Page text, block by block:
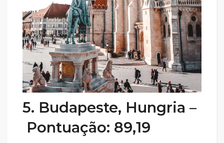
5. Budapeste, Hungria –
Pontuação: 89,19